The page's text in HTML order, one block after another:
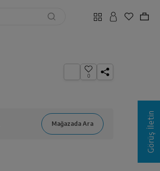
0
Görüş İletin